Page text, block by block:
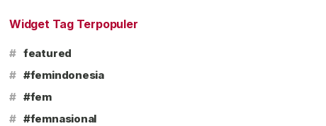
Widget Tag Terpopuler
# featured
# #femindonesia
# #fem
# #femnasional